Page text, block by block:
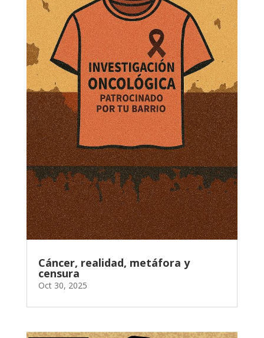
Cáncer, realidad, metáfora y
censura
Oct 30, 2025